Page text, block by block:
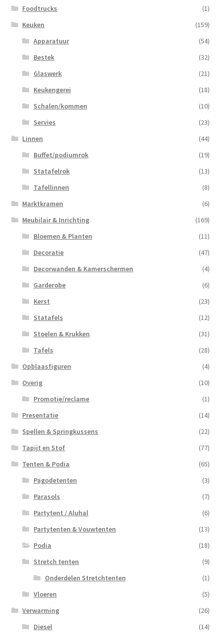
Foodtrucks
(1)
Keuken
(159)
Apparatuur
(54)
Bestek
(32)
Glaswerk
(21)
Keukengerei
(18)
Schalen/kommen
(10)
Servies
(23)
Linnen
(44)
Buffet/podiumrok
(19)
Statafelrok
(13)
Tafellinnen
(8)
Marktkramen
(6)
Meubilair & Inrichting
(169)
Bloemen & Planten
(11)
Decoratie
(47)
Decorwanden & Kamerschermen
(4)
Garderobe
(6)
Kerst
(23)
Statafels
(12)
Stoelen & Krukken
(31)
Tafels
(28)
Opblaasfiguren
(4)
Overig
(10)
Promotie/reclame
(1)
Presentatie
(14)
Spellen & Springkussens
(22)
Tapijt en Stof
(77)
Tenten & Podia
(65)
Pagodetenten
(3)
Parasols
(7)
Partytent / Aluhal
(6)
Partytenten & Vouwtenten
(13)
Podia
(18)
Stretch tenten
(9)
Onderdelen Stretchtenten
(1)
Vloeren
(5)
Verwarming
(26)
Diesel
(14)